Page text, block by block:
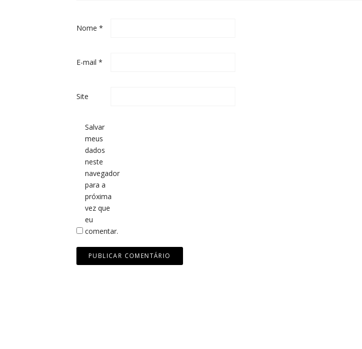
Nome *
E-mail *
Site
Salvar
meus
dados
neste
navegador
para a
próxima
vez que
eu
comentar.